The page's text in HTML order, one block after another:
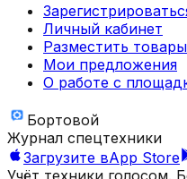
Личный кабинет
Разместить товары
Мои предложения
О работе с
Бортовой
Журнал спецтехники
Загрузите вApp Store
Учёт техники голосом.